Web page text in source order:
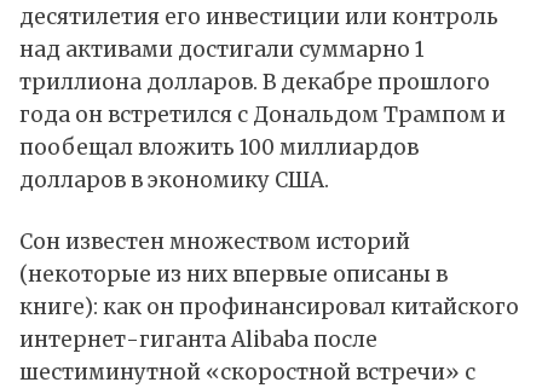
десятилетия его инвестиции или контроль
над активами достигали суммарно 1
триллиона долларов. В декабре прошлого
года он встретился с Дональдом Трампом и
пообещал вложить 100 миллиардов
долларов в экономику США.
Сон известен множеством историй
(некоторые из них впервые описаны в
книге): как он профинансировал китайского
интернет-гиганта Alibaba после
шестиминутной «скоростной встречи» с